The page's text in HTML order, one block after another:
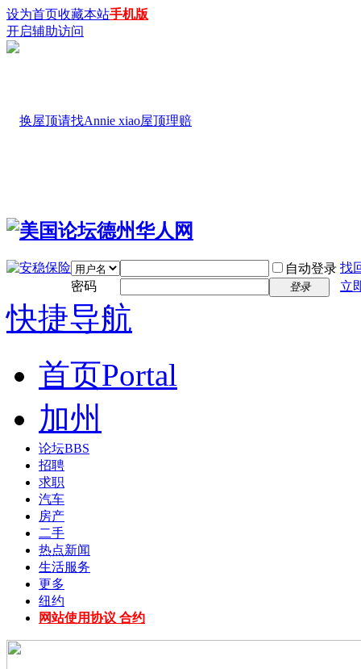
设为首页收藏本站手机版
开启辅助访问
自动登录 找
密码
登录 立
快捷导航
首页Portal
加州
论坛BBS
招聘
求职
汽车
房产
二手
热点新闻
生活服务
更多
纽约
网站使用协议 合约